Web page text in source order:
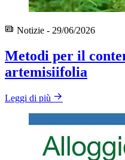
Notizie - 29/06/2026
Metodi per il
artemisiifolia
Leggi di più